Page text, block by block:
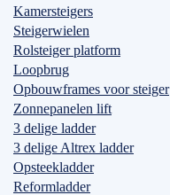
Kamersteigers
Steigerwielen
Rolsteiger platform
Loopbrug
Opbouwframes voor steiger
Zonnepanelen lift
3 delige ladder
3 delige Altrex ladder
Opsteekladder
Reformladder